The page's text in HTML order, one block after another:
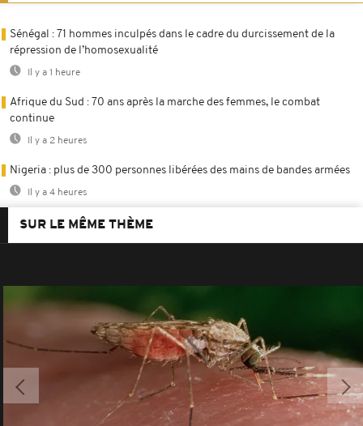
Sénégal : 71 hommes inculpés dans le cadre du durcissement de la
répression de l’homosexualité
Il y a 1 heure
Afrique du Sud : 70 ans après la marche des femmes, le combat
continue
Il y a 2 heures
Nigeria : plus de 300 personnes libérées des mains de bandes armées
Il y a 4 heures
SUR LE MÊME THÈME